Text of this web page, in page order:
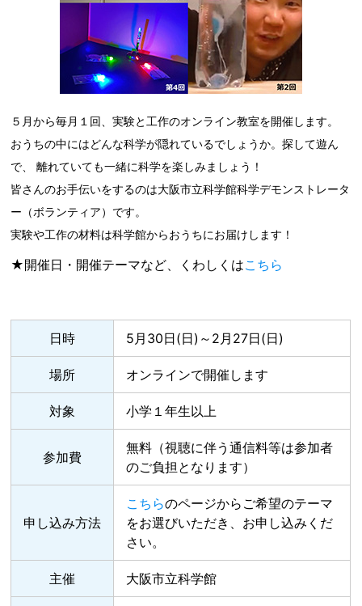
５月から毎月１回、実験と工作のオンライン教室を開催します。
おうちの中にはどんな科学が隠れているでしょうか。探して遊ん
で、 離れていても一緒に科学を楽しみましょう！
皆さんのお手伝いをするのは大阪市立科学館科学デモンストレータ
ー（ボランティア）です。
実験や工作の材料は科学館からおうちにお届けします！
★開催日・開催テーマなど、くわしくはこちら
日時 5月30日(日)～2月27日(日)
場所 オンラインで開催します
対象 小学１年生以上
参加費
無料（視聴に伴う通信料等は参加者
のご負担となります）
申し込み方法
こちらのページからご希望のテーマ
をお選びいただき、お申し込みくだ
さい。
主催 大阪市立科学館